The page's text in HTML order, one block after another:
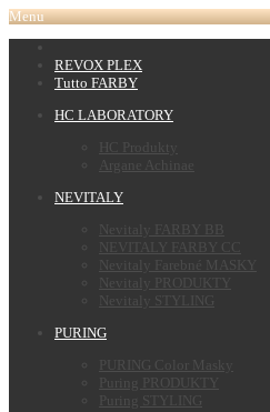
Menu
REVOX PLEX
Tutto FARBY
HC LABORATORY
HC Produkty
Argane Achinae
NEVITALY
Nevitaly FARBY BB
NEVITALY FARBY CC
Nevitaly Farebné MASKY
Nevitaly PRODUKTY
Nevitaly STYLING
PURING
PURING Color Masky
Puring PRODUKTY
Puring STYLING